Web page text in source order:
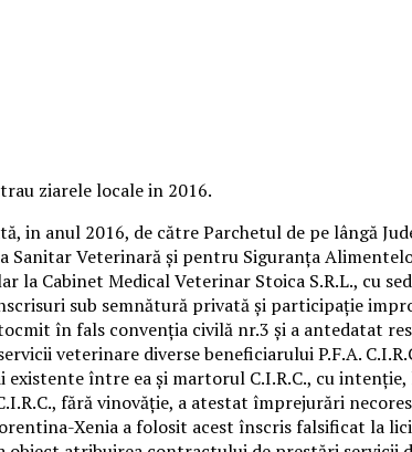
ziarele locale in 2016.
in anul 2016, de către Parchetul de pe lângă
Sanitar Veterinară şi pentru Siguranţa
Cabinet Medical Veterinar Stoica S.R.L., cu
sub semnătură privată şi participaţie
în fals convenţia civilă nr.3 şi a antedatat
veterinare diverse beneficiarului P.F.A.
între ea şi martorul C.I.R.C., cu
fără vinovăţie, a atestat împrejurări
Xenia a folosit acest înscris falsificat la